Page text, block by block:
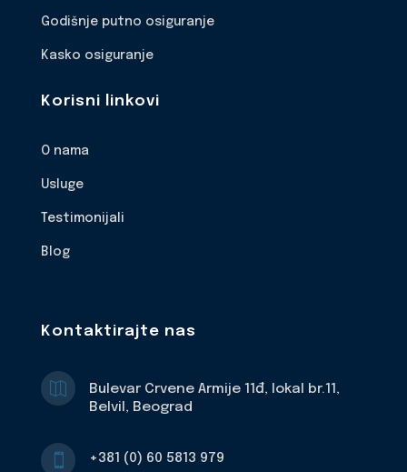
Godišnje putno osiguranje
Kasko osiguranje
Korisni linkovi
O nama
Usluge
Testimonijali
Blog
Kontaktirajte nas

Bulevar Crvene Armije 11đ, lokal br.11,
Belvil, Beograd
 +381 (0) 60 5813 979